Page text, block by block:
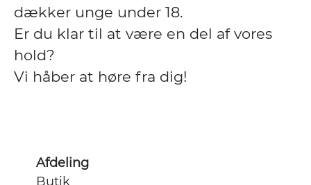
dækker unge under 18.
Er du klar til at være en del af vores
hold?
Vi håber at høre fra dig!
Afdeling
Butik